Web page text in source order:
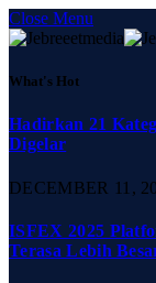
Close Menu
What's Hot
Hadirkan 21
Digelar
DECEMBER 11,
ISFEX 2025
Terasa Lebih